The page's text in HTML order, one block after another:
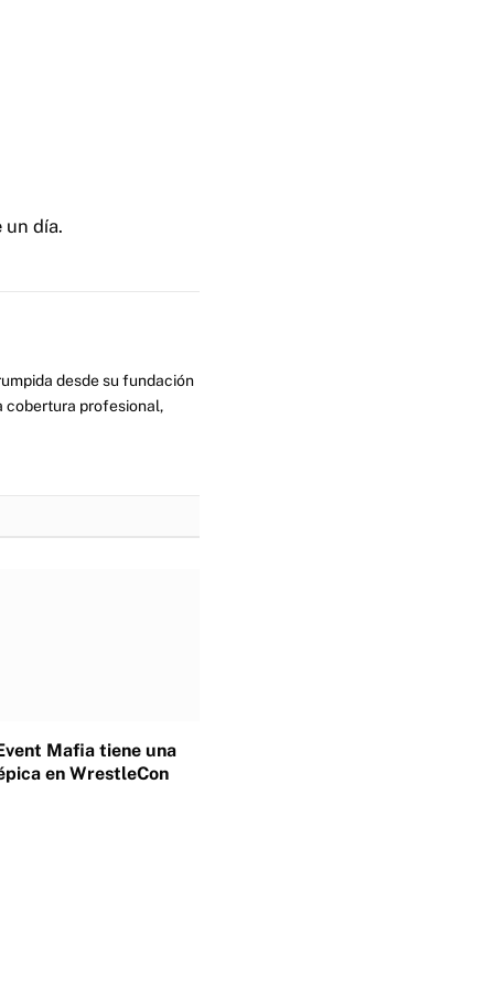
un día.
desde su fundación
cobertura profesional,
Mafia tiene una
en WrestleCon